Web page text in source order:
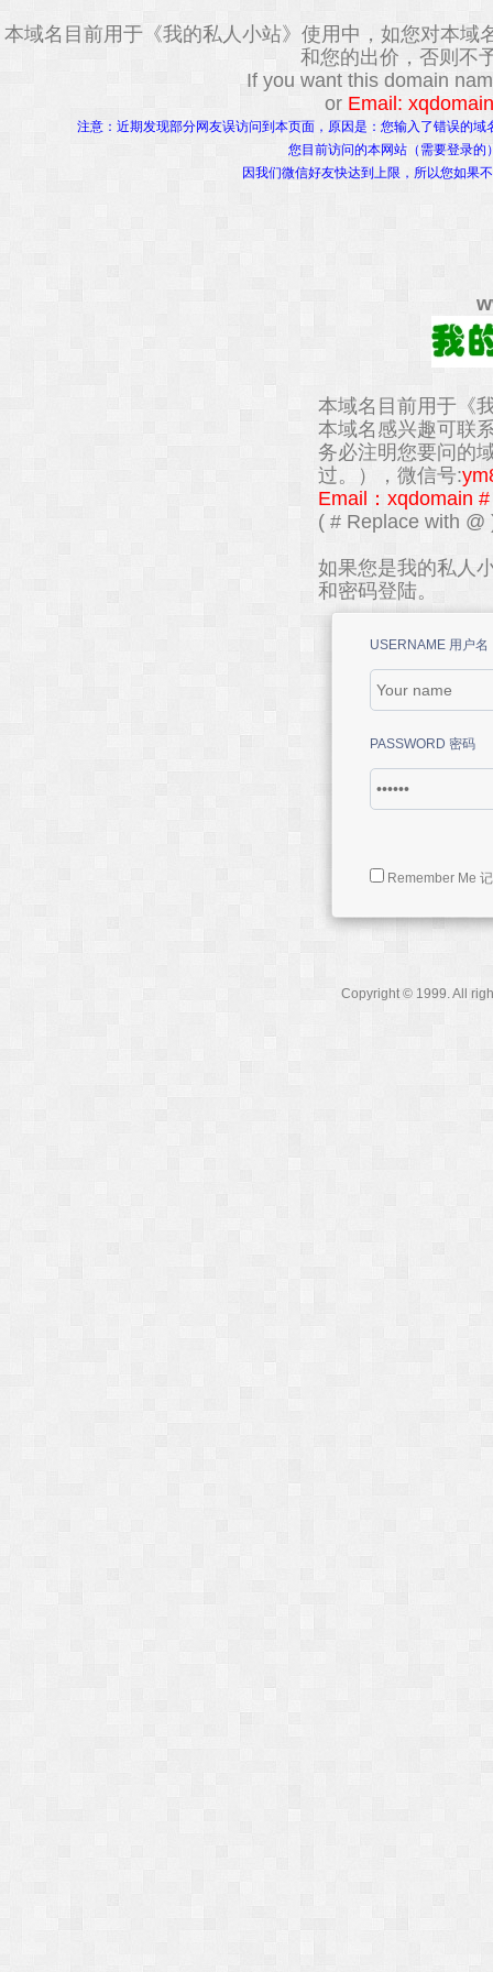
本域名目前用于《我的私人小站》使用中，如您对本
和您的出价，否则不
If you want this domain
or Email:
注意：近期发现部分网友误访问到本页面，原因是：您输入了错误的
您目前访问的本网站（需要登录
因我们微信好友快达到上限，所以您如果
本域名目前用于《
本域名感兴趣可联
务必注明您要问的
过。），微信号:
Email：xqdomain
( # Replace with @
如果您是我的私人
和密码登陆。
USERNAME 用户名
PASSWORD 密码
Remember Me
Copyright © 1999. All